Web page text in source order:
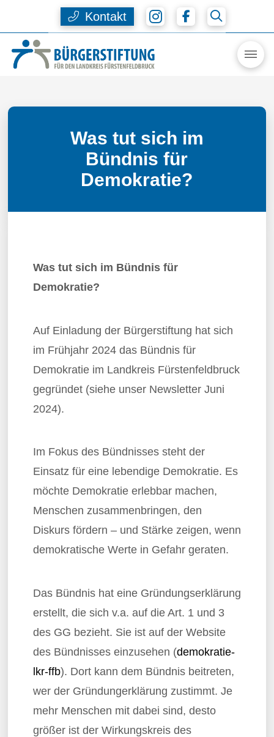
Kontakt
Was tut sich im
Bündnis für
Demokratie?
Was tut sich im Bündnis für
Demokratie?
Auf Einladung der Bürgerstiftung hat sich
im Frühjahr 2024 das Bündnis für
Demokratie im Landkreis Fürstenfeldbruck
gegründet (siehe unser Newsletter Juni
2024).
Im Fokus des Bündnisses steht der
Einsatz für eine lebendige Demokratie. Es
möchte Demokratie erlebbar machen,
Menschen zusammenbringen, den
Diskurs fördern – und Stärke zeigen, wenn
demokratische Werte in Gefahr geraten.
Das Bündnis hat eine Gründungserklärung
erstellt, die sich v.a. auf die Art. 1 und 3
des GG bezieht. Sie ist auf der Website
des Bündnisses einzusehen (demokratie-
lkr-ffb). Dort kann dem Bündnis beitreten,
wer der Gründungerklärung zustimmt. Je
mehr Menschen mit dabei sind, desto
größer ist der Wirkungskreis des